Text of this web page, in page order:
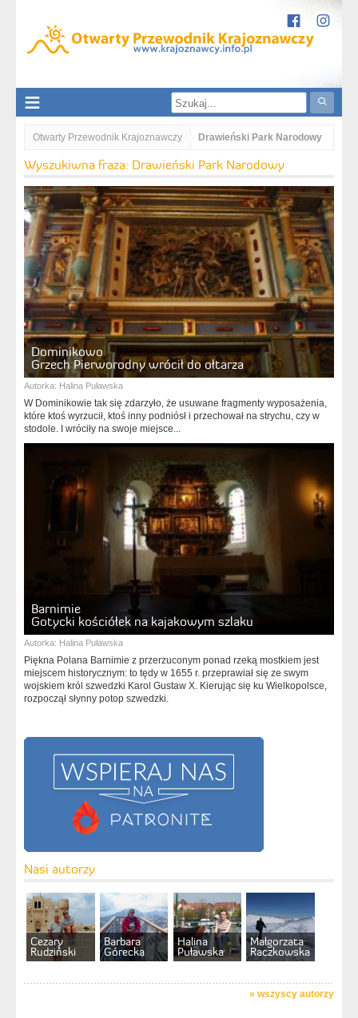
Otwarty Przewodnik Krajoznawczy Drawieński Park Narodowy
Wyszukiwna fraza: Drawieński Park Narodowy
Dominikowo
Grzech Pierworodny wrócił do ołtarza
Autorka: Halina Puławska
W Dominikowie tak się zdarzyło, że usuwane fragmenty wyposażenia,
które ktoś wyrzucił, ktoś inny podniósł i przechował na strychu, czy w
stodole. I wróciły na swoje miejsce...
Barnimie
Gotycki kościółek na kajakowym szlaku
Autorka: Halina Puławska
Piękna Polana Barnimie z przerzuconym ponad rzeką mostkiem jest
miejscem historycznym: to tędy w 1655 r. przeprawiał się ze swym
wojskiem król szwedzki Karol Gustaw X. Kierując się ku Wielkopolsce,
rozpoczął słynny potop szwedzki.
Nasi autorzy
Cezary
Rudziński
Barbara
Górecka
Halina
Puławska
Małgorzata
Raczkowska
» wszyscy autorzy